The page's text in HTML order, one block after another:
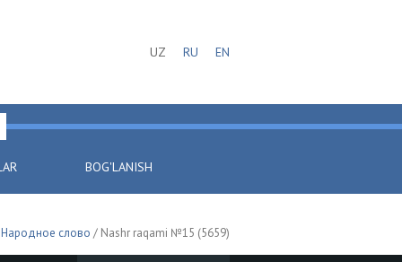
UZ RU EN
BOG'LANISH
Народное слово / Nashr raqami №15 (5659)